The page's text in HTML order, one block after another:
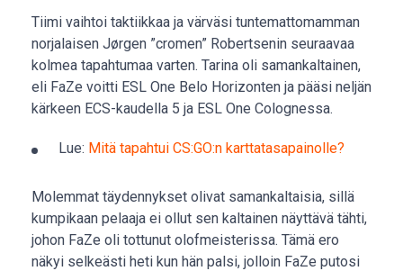
Tiimi vaihtoi taktiikkaa ja värväsi tuntemattomamman
norjalaisen Jørgen ”cromen” Robertsenin seuraavaa
kolmea tapahtumaa varten. Tarina oli samankaltainen,
eli FaZe voitti ESL One Belo Horizonten ja pääsi neljän
kärkeen ECS-kaudella 5 ja ESL One Colognessa.
Lue: Mitä tapahtui CS:GO:n karttatasapainolle?
Molemmat täydennykset olivat samankaltaisia, sillä
kumpikaan pelaaja ei ollut sen kaltainen näyttävä tähti,
johon FaZe oli tottunut olofmeisterissa. Tämä ero
näkyi selkeästi heti kun hän palsi, jolloin FaZe putosi